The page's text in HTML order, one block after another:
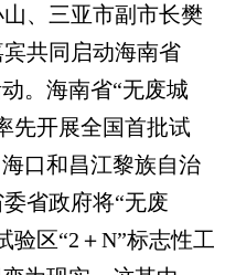
、三亚市副市长樊
共同启动海南省
。海南省“无废城
先开展全国首批试
口和昌江黎族自治
省政府将“无废
验区“2＋N”标志性工